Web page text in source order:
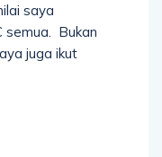
saya
semua. Bukan
juga ikut